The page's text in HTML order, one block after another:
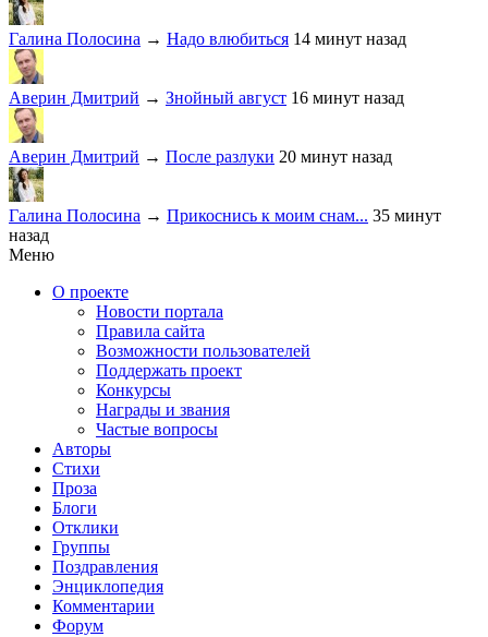
Галина Полосина → Надо влюбиться 14 минут назад
Аверин Дмитрий → Знойный август 16 минут назад
Аверин Дмитрий → После разлуки 20 минут назад
Галина Полосина → Прикоснись к моим снам... 35 минут
назад
Меню
О проекте
Новости портала
Правила сайта
Возможности пользователей
Поддержать проект
Конкурсы
Награды и звания
Частые вопросы
Авторы
Стихи
Проза
Блоги
Отклики
Группы
Поздравления
Энциклопедия
Комментарии
Форум